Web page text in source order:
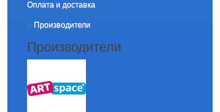
Оплата и доставка
+- Производители
Производители